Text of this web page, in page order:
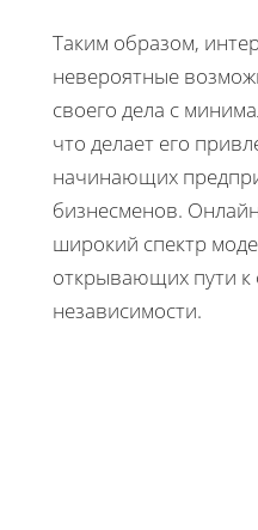
Таким образом,
невероятные
своего дела с
что делает его
начинающих
бизнесменов.
широкий спектр
открывающих пути к
независимости.